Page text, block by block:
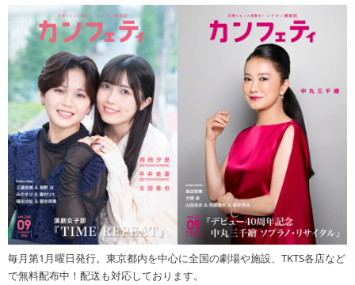
毎月第1月曜日発行。東京都内を中心に全国の劇場や施設、TKTS各店など
で無料配布中！配送も対応しております。